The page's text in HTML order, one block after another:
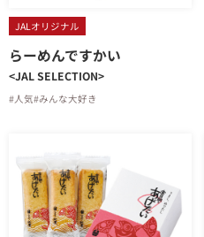
JALオリジナル
らーめんですかい
<JAL SELECTION>
#人気#みんな大好き